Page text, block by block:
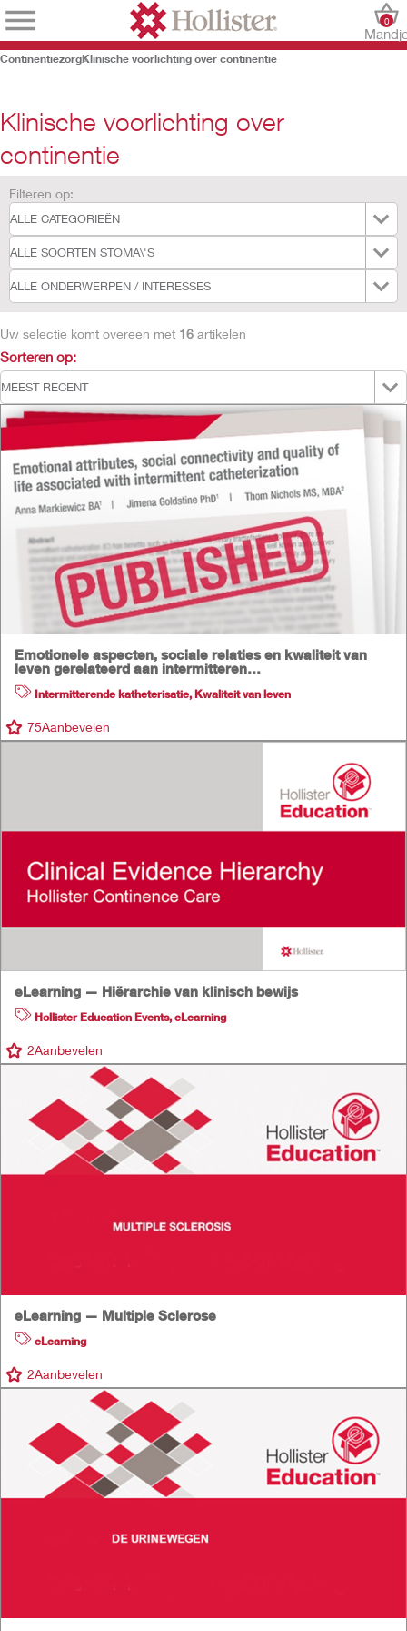
0
ContinentiezorgKlinische voorlichting over continentie
Klinische voorlichting over
continentie
Filteren op:
Uw selectie komt overeen met 16 artikelen
Sorteren op:
Emotionele aspecten, sociale relaties en kwaliteit van
leven gerelateerd aan intermitteren…
Intermitterende katheterisatie, Kwaliteit van leven
75Aanbevelen
eLearning — Hiërarchie van klinisch bewijs
Hollister Education Events,eLearning
2Aanbevelen
eLearning — Multiple Sclerose
eLearning
2Aanbevelen